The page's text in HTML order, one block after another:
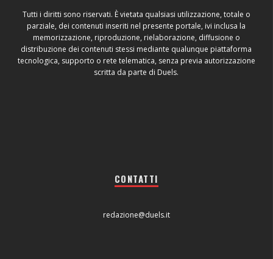
Tutti i diritti sono riservati. È vietata qualsiasi utilizzazione, totale o
parziale, dei contenuti inseriti nel presente portale, ivi inclusa la
memorizzazione, riproduzione, rielaborazione, diffusione o
distribuzione dei contenuti stessi mediante qualunque piattaforma
tecnologica, supporto o rete telematica, senza previa autorizzazione
scritta da parte di Duels.
CONTATTI
redazione@duels.it